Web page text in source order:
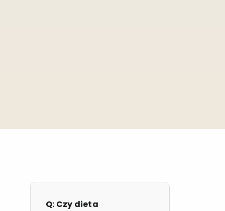
Q: Czy dieta